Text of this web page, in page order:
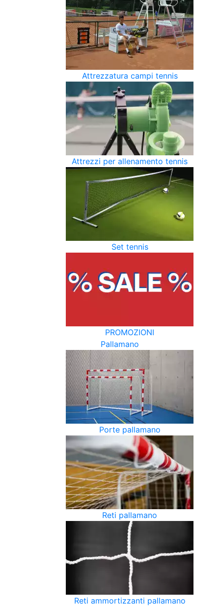
Attrezzatura campi tennis
Attrezzi per allenamento tennis
Set tennis
PROMOZIONI
Pallamano
Porte pallamano
Reti pallamano
Reti ammortizzanti pallamano